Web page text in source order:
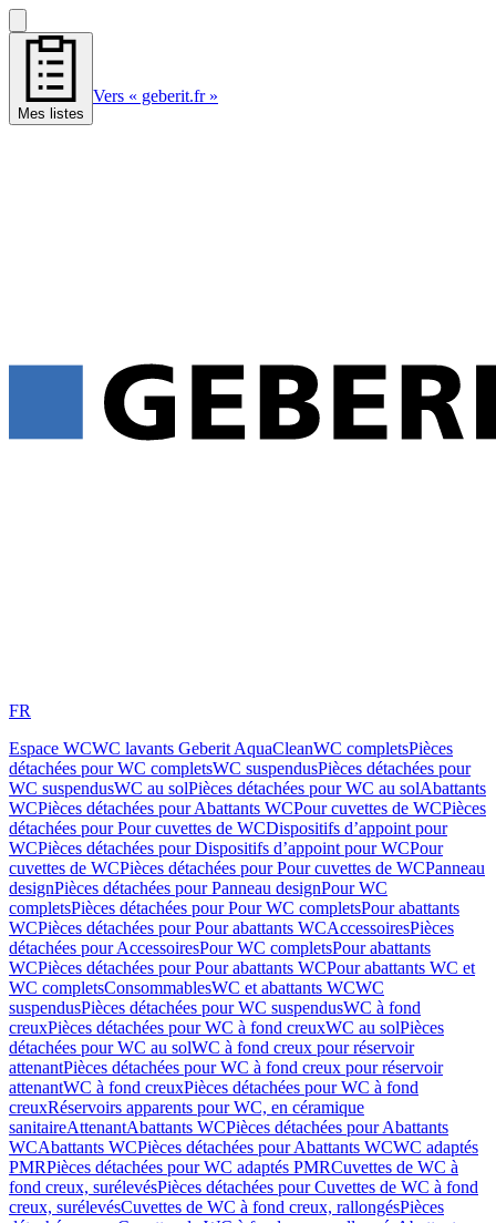
Mes listes
Vers « geberit.fr »
FR
Espace WCWC lavants Geberit AquaCleanWC completsPièces
détachées pour WC completsWC suspendusPièces détachées pour
WC suspendusWC au solPièces détachées pour WC au solAbattants
WCPièces détachées pour Abattants WCPour cuvettes de WCPièces
détachées pour Pour cuvettes de WCDispositifs d’appoint pour
WCPièces détachées pour Dispositifs d’appoint pour WCPour
cuvettes de WCPièces détachées pour Pour cuvettes de WCPanneau
designPièces détachées pour Panneau designPour WC
completsPièces détachées pour Pour WC completsPour abattants
WCPièces détachées pour Pour abattants WCAccessoiresPièces
détachées pour AccessoiresPour WC completsPour abattants
WCPièces détachées pour Pour abattants WCPour abattants WC et
WC completsConsommablesWC et abattants WCWC
suspendusPièces détachées pour WC suspendusWC à fond
creuxPièces détachées pour WC à fond creuxWC au solPièces
détachées pour WC au solWC à fond creux pour réservoir
attenantPièces détachées pour WC à fond creux pour réservoir
attenantWC à fond creuxPièces détachées pour WC à fond
creuxRéservoirs apparents pour WC, en céramique
sanitaireAttenantAbattants WCPièces détachées pour Abattants
WCAbattants WCPièces détachées pour Abattants WCWC adaptés
PMRPièces détachées pour WC adaptés PMRCuvettes de WC à
fond creux, surélevésPièces détachées pour Cuvettes de WC à fond
creux, surélevésCuvettes de WC à fond creux, rallongésPièces